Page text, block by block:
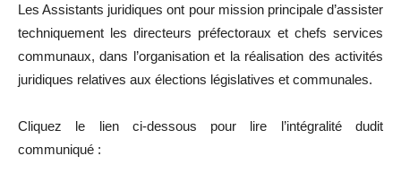
Les Assistants juridiques ont pour mission principale d’assister
techniquement les directeurs préfectoraux et chefs services
communaux, dans l’organisation et la réalisation des activités
juridiques relatives aux élections législatives et communales.
Cliquez le lien ci-dessous pour lire l’intégralité dudit
communiqué :